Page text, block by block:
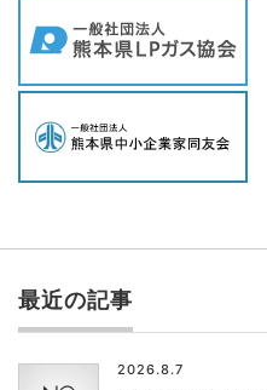
最近の記事
2026.8.7